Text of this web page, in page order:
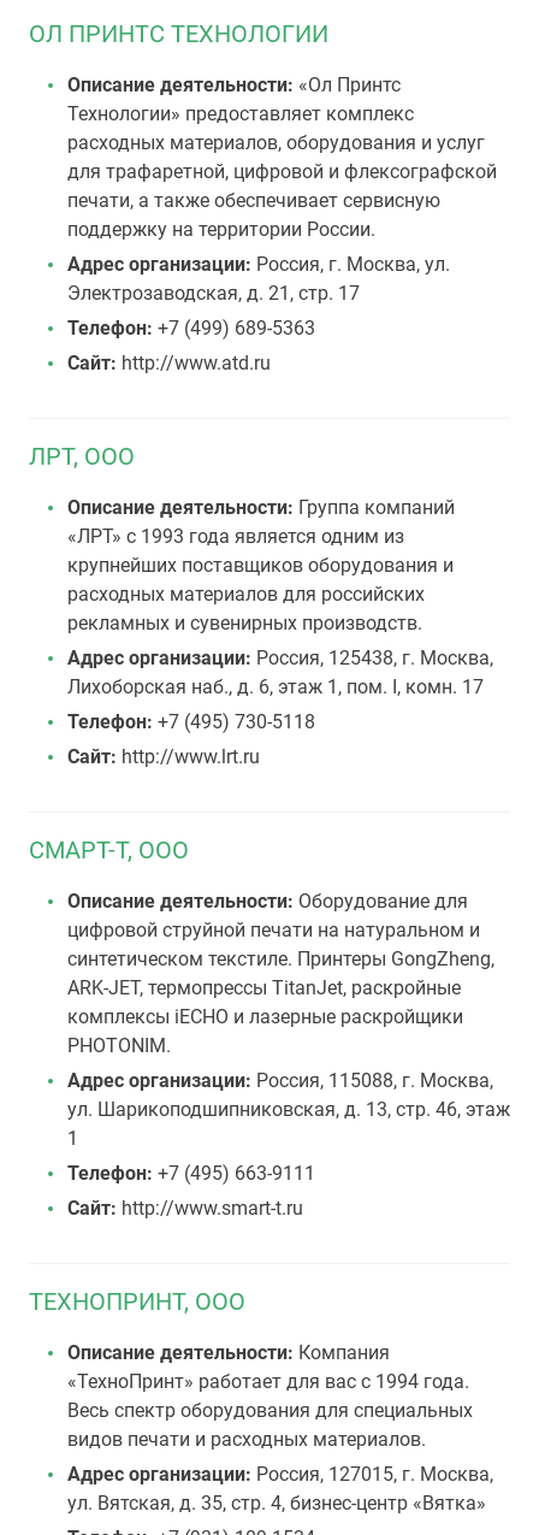
ОЛ ПРИНТС ТЕХНОЛОГИИ
Описание деятельности: «Ол Принтс
Технологии» предоставляет комплекс
расходных материалов, оборудования и услуг
для трафаретной, цифровой и флексографской
печати, а также обеспечивает сервисную
поддержку на территории России.
Адрес организации: Россия, г. Москва, ул.
Электрозаводская, д. 21, стр. 17
Телефон: +7 (499) 689-5363
Сайт: http://www.atd.ru
ЛРТ, ООО
Описание деятельности: Группа компаний
«ЛРТ» c 1993 года является одним из
крупнейших поставщиков оборудования и
расходных материалов для российских
рекламных и сувенирных производств.
Адрес организации: Россия, 125438, г. Москва,
Лихоборская наб., д. 6, этаж 1, пом. I, комн. 17
Телефон: +7 (495) 730-5118
Сайт: http://www.lrt.ru
СМАРТ-Т, ООО
Описание деятельности: Оборудование для
цифровой струйной печати на натуральном и
синтетическом текстиле. Принтеры GongZheng,
ARK-JET, термопрессы TitanJet, раскройные
комплексы iECHO и лазерные раскройщики
PHOTONIM.
Адрес организации: Россия, 115088, г. Москва,
ул. Шарикоподшипниковская, д. 13, стр. 46, этаж
1
Телефон: +7 (495) 663-9111
Сайт: http://www.smart-t.ru
ТЕХНОПРИНТ, ООО
Описание деятельности: Компания
«ТехноПринт» работает для вас с 1994 года.
Весь спектр оборудования для специальных
видов печати и расходных материалов.
Адрес организации: Россия, 127015, г. Москва,
ул. Вятская, д. 35, стр. 4, бизнес-центр «Вятка»